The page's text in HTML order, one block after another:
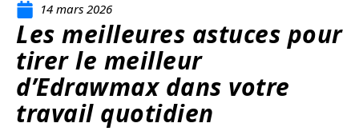
14 mars 2026
Les meilleures astuces pour
tirer le meilleur
d’Edrawmax dans votre
travail quotidien